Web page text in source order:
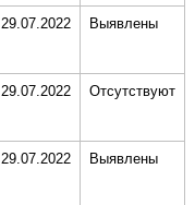
29.07.2022 Выявлены
29.07.2022 Отсутствуют
29.07.2022 Выявлены